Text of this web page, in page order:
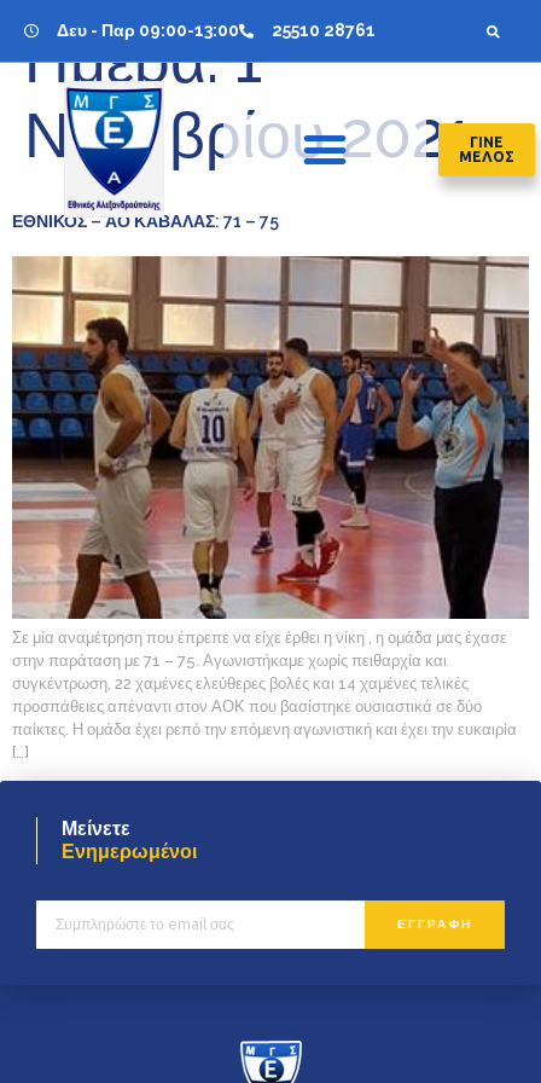
Δευ - Παρ 09:00-13:00 25510 28761
ΓΙΝΕ
ΜΕΛΟΣ
Ημέρα:1
Νοεμβρίου 2021
ΕΘΝΙΚΟΣ – ΑΟ ΚΑΒΑΛΑΣ: 71 – 75
Σε μία αναμέτρηση που έπρεπε να είχε έρθει η νίκη , η ομάδα μας έχασε
στην παράταση με 71 – 75. Αγωνιστήκαμε χωρίς πειθαρχία και
συγκέντρωση, 22 χαμένες ελεύθερες βολές και 14 χαμένες τελικές
προσπάθειες απέναντι στον ΑΟΚ που βασίστηκε ουσιαστικά σε δύο
παίκτες. Η ομάδα έχει ρεπό την επόμενη αγωνιστική και έχει την ευκαιρία
[…]
Μείνετε
Ενημερωμένοι
ΕΓΓΡΑΦΗ